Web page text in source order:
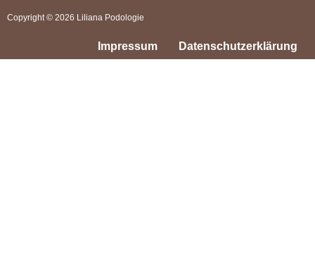
Copyright © 2026 Liliana Podologie
Impressum Datenschutzerklärung